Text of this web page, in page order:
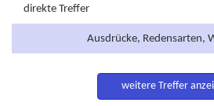
direkte Treffer
Ausdrücke, Redensarten,
weitere Treffer